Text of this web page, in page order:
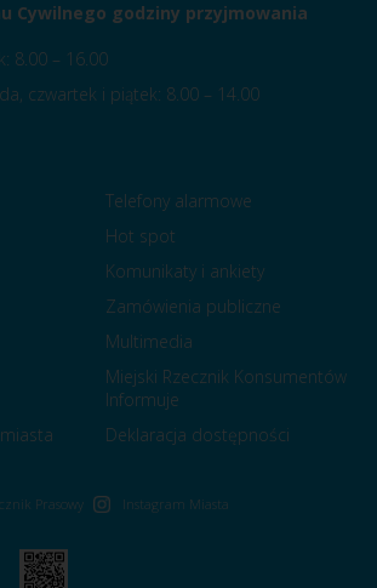
Cywilnego godziny przyjmowania
8.00 – 16.00
czwartek i piątek: 8.00 – 14.00
Telefony alarmowe
Hot spot
Komunikaty i ankiety
Zamówienia publiczne
Multimedia
Miejski Rzecznik Konsumentów
Informuje
Deklaracja dostępności
Prasowy Instagram Miasta